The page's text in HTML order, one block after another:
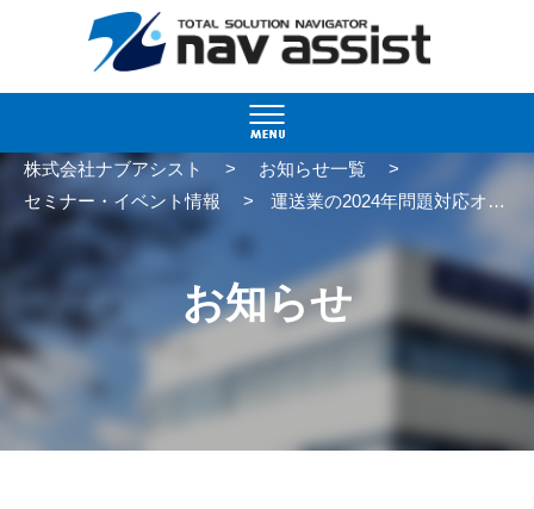
株式会社ナブアシスト > お知らせ一覧
>
セミナー・イベント情報
> 運送業の2024年問題対応オンサイトセミナー開催
お知らせ